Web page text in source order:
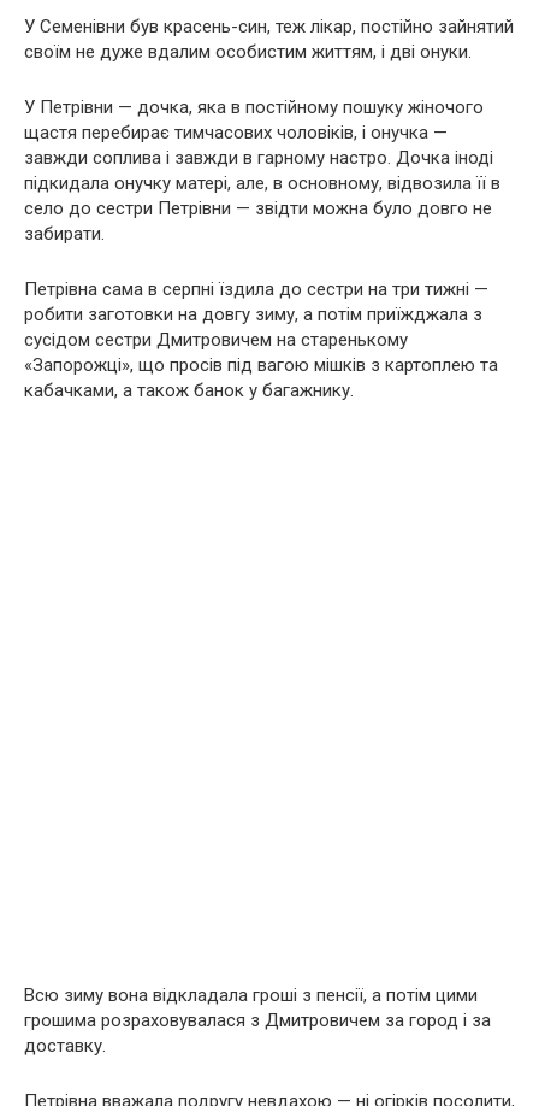
У Семенівни був красень-син, теж лікар, постійно зайнятий
своїм не дуже вдалим особистим життям, і дві онуки.
У Петрівни — дочка, яка в постійному пошуку жіночого
щастя перебирає тимчасових чоловіків, і онучка —
завжди соплива і завжди в гарному настро. Дочка іноді
підкидала онучку матері, але, в основному, відвозила її в
село до сестри Петрівни — звідти можна було довго не
забирати.
Петрівна сама в серпні їздила до сестри на три тижні —
робити заготовки на довгу зиму, а потім приїжджала з
сусідом сестри Дмитровичем на старенькому
«Запорожці», що просів під вагою мішків з картоплею та
кабачками, а також банок у багажнику.
Всю зиму вона відкладала гроші з пенсії, а потім цими
грошима розраховувалася з Дмитровичем за город і за
доставку.
Петрівна вважала подругу невдахою — ні огірків посолити,